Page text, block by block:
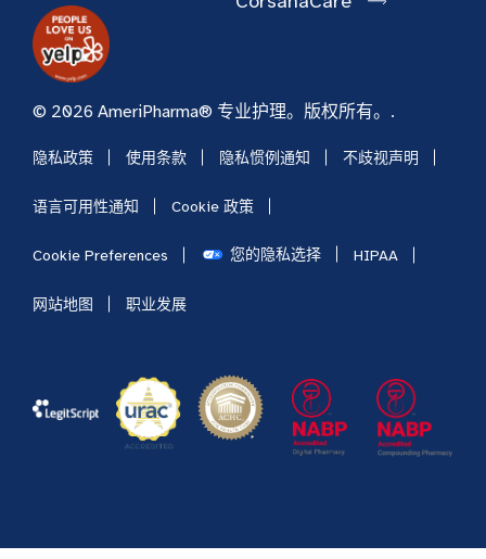
© 2026 AmeriPharma® 专业护理。版权所有。.
隐私政策 使用条款 隐私惯例通知 不歧视声明
语言可用性通知 Cookie 政策
Cookie Preferences 您的隐私选择 HIPAA
网站地图 职业发展